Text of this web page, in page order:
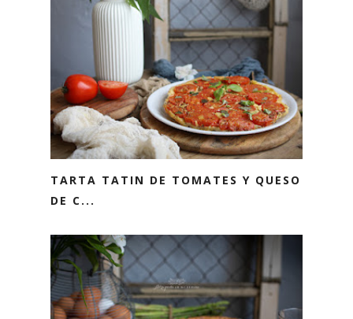
TARTA TATIN DE TOMATES Y QUESO
DE C...